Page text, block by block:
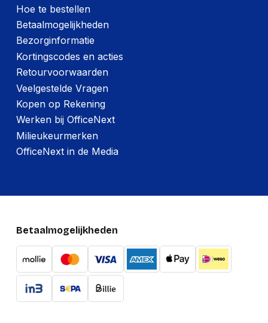
Hoe te bestellen
Betaalmogelijkheden
Bezorginformatie
Kortingscodes en acties
Retourvoorwaarden
Veelgestelde Vragen
Kopen op Rekening
Werken bij OfficeNext
Milieukeurmerken
OfficeNext in de Media
Betaalmogelijkheden